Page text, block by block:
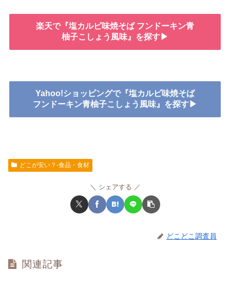
楽天で『塩カルビ味焼そば フンドーキン青
柚子こしょう風味』を探す▶
Yahoo!ショッピングで『塩カルビ味焼そば
フンドーキン青柚子こしょう風味』を探す▶
どこが安い？-食品・食材
シェアする
どこどこ調査員
関連記事